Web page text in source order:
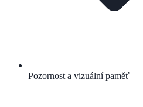
Pozornost a vizuální paměť